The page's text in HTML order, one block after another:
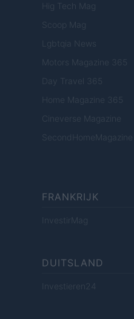
Hig Tech Mag
Scoop Mag
Lgbtqia News
Motors Magazine 365
Day Travel 365
Home Magazine 365
Cineverse Magazine
SecondHomeMagazine
FRANKRIJK
InvestirMag
DUITSLAND
Investieren24